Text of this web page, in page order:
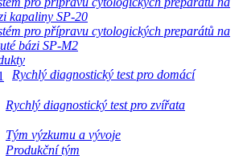
kapaliny SP-20
pro přípravu cytologických preparátů na
bázi SP-M2
Rychlý diagnostický test pro domácí
Rychlý diagnostický test pro zvířata
Tým výzkumu a vývoje
Produkční tým